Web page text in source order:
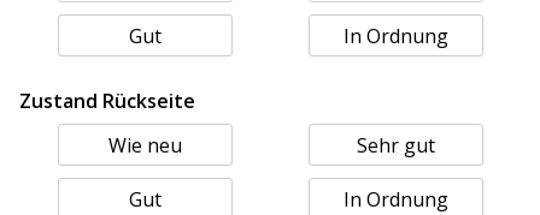
Gut In Ordnung
Zustand Rückseite
Wie neu
Sehr gut
Gut In Ordnung